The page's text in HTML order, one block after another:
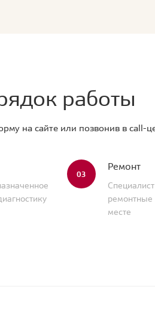
работы
на сайте или позвонив в call-
03
Ремонт
ремонтные
месте